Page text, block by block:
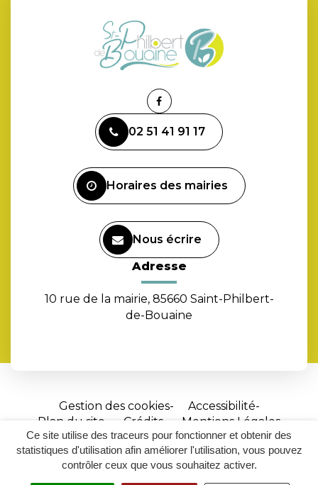
Ce site utilise des traceurs pour fonctionner et obtenir des
statistiques d'utilisation afin améliorer l'utilisation, vous pouvez
contrôler ceux que vous souhaitez activer.
Lien
le
compte
02 51 41 91 17
Horaires des mairies
Nous écrire
Adresse
10 rue de la mairie, 85660 Saint-Philbert-
de-Bouaine
Gestion des cookies
Accessibilité
Plan du site
Crédits
Mentions Légales
Site
réalisé
par